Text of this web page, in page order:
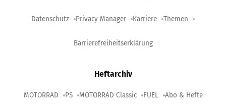
Datenschutz Privacy Manager Karriere Themen
Barrierefreiheitserklärung
Heftarchiv
MOTORRAD PS MOTORRAD Classic FUEL Abo & Hefte